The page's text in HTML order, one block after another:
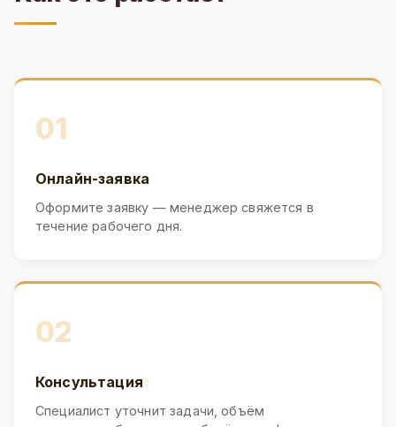
01
Онлайн-заявка
Оформите заявку — менеджер свяжется в
течение рабочего дня.
02
Консультация
Специалист уточнит задачи, объём